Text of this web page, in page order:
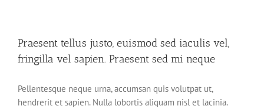
Praesent tellus justo, euismod sed iaculis vel,
fringilla vel sapien. Praesent sed mi neque
Pellentesque neque urna, accumsan quis volutpat ut,
hendrerit et sapien. Nulla lobortis aliquam nisl et lacinia.